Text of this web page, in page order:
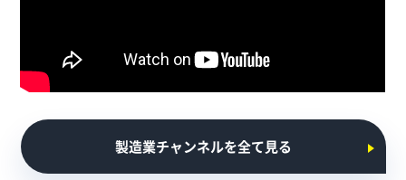
製造業チャンネルを全て見る